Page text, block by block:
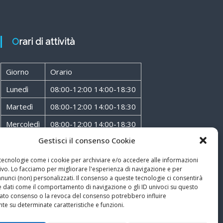
Gestisci il consenso Cookie
come i cookie per archiviare e/o accedere alle informazioni
Lo facciamo per migliorare l'esperienza di navigazione e per
(non) personalizzati. Il consenso a queste tecnologie ci consentirà
come il comportamento di navigazione o gli ID univoci su questo
consenso o la revoca del consenso potrebbero influire
su determinate caratteristiche e funzioni.
Orari di attività
Giorno
Orario
Lunedì
08:00-12:00 14:00-18:30
Martedì
08:00-12:00 14:00-18:30
Mercoledì
08:00-12:00 14:00-18:30
08:00-12:00 14:00-18:30
Venerdì
08:00-12:00 14:00-18:30
Sabato
08:00-12:00